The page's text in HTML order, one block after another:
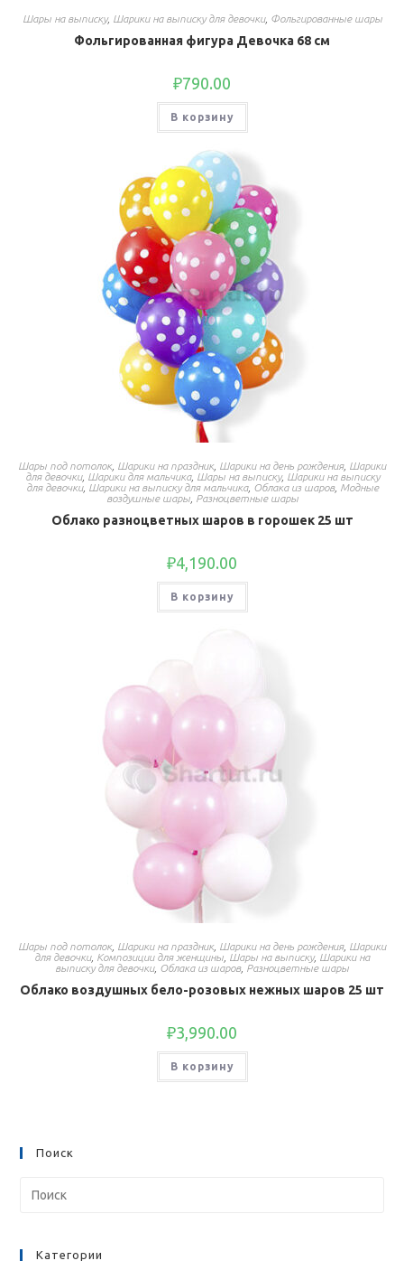
Шары на выписку, Шарики на выписку для девочки, Фольгированные шары
Фольгированная фигура Девочка 68 см
₽790.00
В корзину
Шары под потолок, Шарики на праздник, Шарики на день рождения, Шарики
для девочки, Шарики для мальчика, Шары на выписку, Шарики на выписку
для девочки, Шарики на выписку для мальчика, Облака из шаров, Модные
воздушные шары, Разноцветные шары
Облако разноцветных шаров в горошек 25 шт
₽4,190.00
В корзину
Шары под потолок, Шарики на праздник, Шарики на день рождения, Шарики
для девочки, Композиции для женщины Шары на выписку, Шарики на
выписку для девочки, Облака из шаров, Разноцветные шары
Облако воздушных бело-розовых нежных шаров 25 шт
₽3,990.00
В корзину
Поиск
Категории